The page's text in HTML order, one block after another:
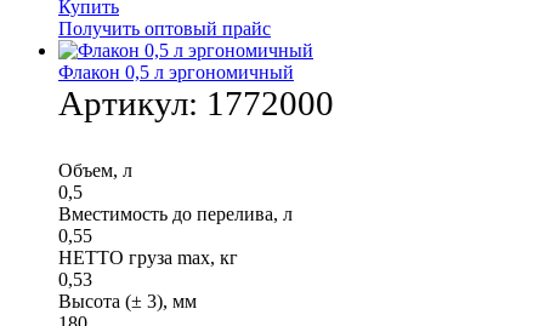
Купить
Получить оптовый прайс
Флакон 0,5 л эргономичный
Артикул: 1772000
Объем, л
0,5
Вместимость до перелива, л
0,55
НЕТТО груза max, кг
0,53
Высота (± 3), мм